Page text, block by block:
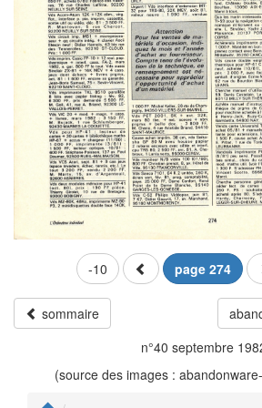
-10 page 274
sommaire
n°40 septembre
(source des images :